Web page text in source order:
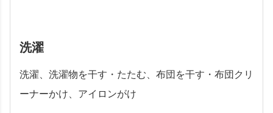
洗濯
洗濯、洗濯物を干す・たたむ、布団を干す・布団クリ
ーナーかけ、アイロンがけ